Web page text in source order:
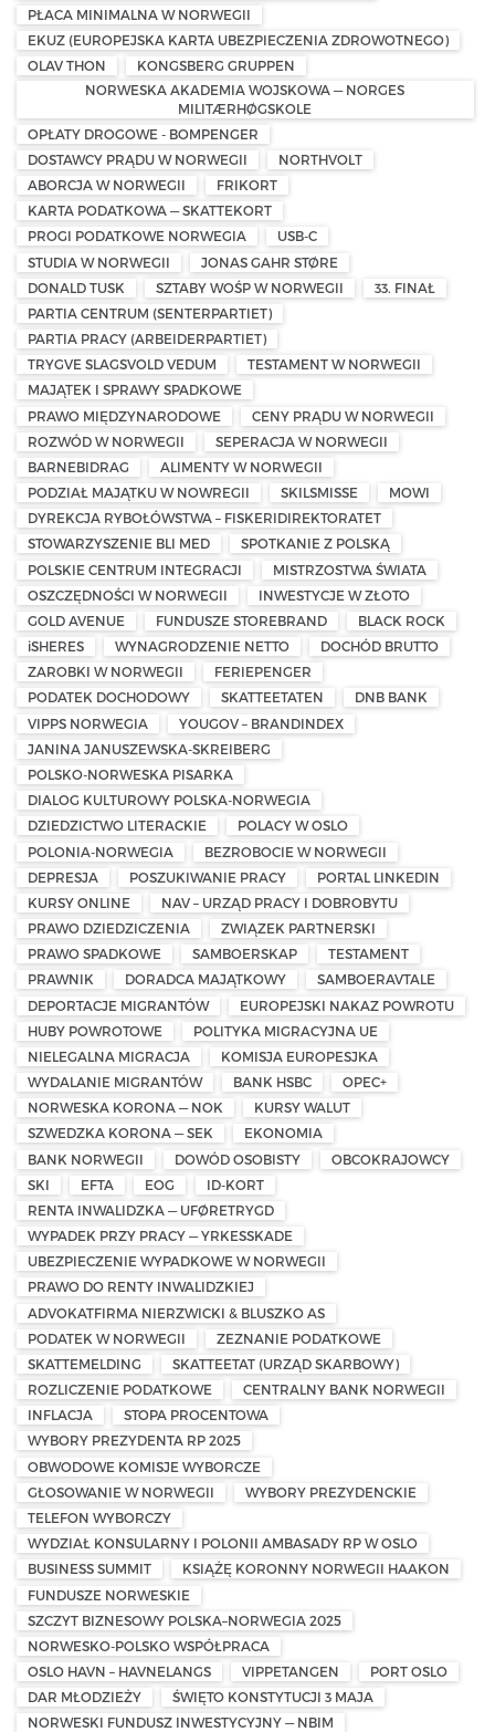
PŁACA MINIMALNA W NORWEGII
EKUZ (EUROPEJSKA KARTA UBEZPIECZENIA ZDROWOTNEGO)
OLAV THON
KONGSBERG GRUPPEN
NORWESKA AKADEMIA WOJSKOWA — NORGES
MILITÆRHØGSKOLE
OPŁATY DROGOWE - BOMPENGER
DOSTAWCY PRĄDU W NORWEGII
NORTHVOLT
ABORCJA W NORWEGII
FRIKORT
KARTA PODATKOWA — SKATTEKORT
PROGI PODATKOWE NORWEGIA
USB-C
STUDIA W NORWEGII
JONAS GAHR STØRE
DONALD TUSK
SZTABY WOŚP W NORWEGII
33. FINAŁ
PARTIA CENTRUM (SENTERPARTIET)
PARTIA PRACY (ARBEIDERPARTIET)
TRYGVE SLAGSVOLD VEDUM
TESTAMENT W NORWEGII
MAJĄTEK I SPRAWY SPADKOWE
PRAWO MIĘDZYNARODOWE
CENY PRĄDU W NORWEGII
ROZWÓD W NORWEGII
SEPERACJA W NORWEGII
BARNEBIDRAG
ALIMENTY W NORWEGII
PODZIAŁ MAJĄTKU W NOWREGII
SKILSMISSE
MOWI
DYREKCJA RYBOŁÓWSTWA – FISKERIDIREKTORATET
STOWARZYSZENIE BLI MED
SPOTKANIE Z POLSKĄ
POLSKIE CENTRUM INTEGRACJI
MISTRZOSTWA ŚWIATA
OSZCZĘDNOŚCI W NORWEGII
INWESTYCJE W ZŁOTO
GOLD AVENUE
FUNDUSZE STOREBRAND
BLACK ROCK
iSHERES
WYNAGRODZENIE NETTO
DOCHÓD BRUTTO
ZAROBKI W NORWEGII
FERIEPENGER
PODATEK DOCHODOWY
SKATTEETATEN
DNB BANK
VIPPS NORWEGIA
YOUGOV – BRANDINDEX
JANINA JANUSZEWSKA-SKREIBERG
POLSKO-NORWESKA PISARKA
DIALOG KULTUROWY POLSKA-NORWEGIA
DZIEDZICTWO LITERACKIE
POLACY W OSLO
POLONIA-NORWEGIA
BEZROBOCIE W NORWEGII
DEPRESJA
POSZUKIWANIE PRACY
PORTAL LINKEDIN
KURSY ONLINE
NAV – URZĄD PRACY I DOBROBYTU
PRAWO DZIEDZICZENIA
ZWIĄZEK PARTNERSKI
PRAWO SPADKOWE
SAMBOERSKAP
TESTAMENT
PRAWNIK
DORADCA MAJĄTKOWY
SAMBOERAVTALE
DEPORTACJE MIGRANTÓW
EUROPEJSKI NAKAZ POWROTU
HUBY POWROTOWE
POLITYKA MIGRACYJNA UE
NIELEGALNA MIGRACJA
KOMISJA EUROPESJKA
WYDALANIE MIGRANTÓW
BANK HSBC
OPEC+
NORWESKA KORONA — NOK
KURSY WALUT
SZWEDZKA KORONA — SEK
EKONOMIA
BANK NORWEGII
DOWÓD OSOBISTY
OBCOKRAJOWCY
SKI
EFTA EOG
ID-KORT
RENTA INWALIDZKA — UFØRETRYGD
WYPADEK PRZY PRACY — YRKESSKADE
UBEZPIECZENIE WYPADKOWE W NORWEGII
PRAWO DO RENTY INWALIDZKIEJ
ADVOKATFIRMA NIERZWICKI & BLUSZKO AS
PODATEK W NORWEGII
ZEZNANIE PODATKOWE
SKATTEMELDING
SKATTEETAT (URZĄD SKARBOWY)
ROZLICZENIE PODATKOWE
CENTRALNY BANK NORWEGII
INFLACJA
STOPA PROCENTOWA
WYBORY PREZYDENTA RP 2025
OBWODOWE KOMISJE WYBORCZE
GŁOSOWANIE W NORWEGII
WYBORY PREZYDENCKIE
TELEFON WYBORCZY
WYDZIAŁ KONSULARNY I POLONII AMBASADY RP W OSLO
BUSINESS SUMMIT
KSIĄŻĘ KORONNY NORWEGII HAAKON
FUNDUSZE NORWESKIE
SZCZYT BIZNESOWY POLSKA–NORWEGIA 2025
NORWESKO-POLSKO WSPÓŁPRACA
OSLO HAVN – HAVNELANGS
VIPPETANGEN
PORT OSLO
DAR MŁODZIEŻY
ŚWIĘTO KONSTYTUCJI 3 MAJA
NORWESKI FUNDUSZ INWESTYCYJNY — NBIM